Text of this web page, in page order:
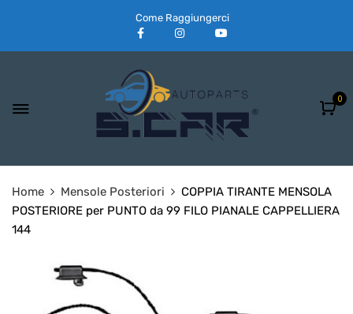
Come Raggiungerci
0
Home Mensole Posteriori
COPPIA TIRANTE MENSOLA
POSTERIORE per PUNTO da 99 FILO PIANALE CAPPELLIERA
144